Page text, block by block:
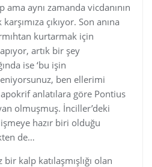
ama aynı zamanda vicdanının
çıkıyor. Son anına
kurtarmak için
artık bir şey
ise ‘bu işin
ben ellerimi
anlatılara göre Pontius
olmuşmuş. İnciller’deki
hazır biri olduğu
de…
kalp katılaşmışlığı olan